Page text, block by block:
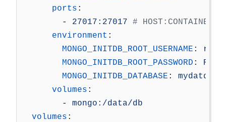
ports :
-
27017:27017
# HOST:CONTAINER
environment :
MONGO_INITDB_ROOT_USERNAME :
root
MONGO_INITDB_ROOT_PASSWORD :
MONGO_INITDB_DATABASE :
volumes :
-
mongo:/data/db
volumes :